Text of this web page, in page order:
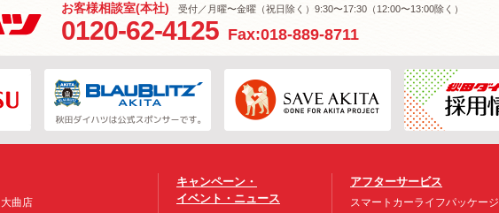
お客様相談室(本社) 受付／月曜〜金曜（祝日除く）9:30〜17:30（12:00〜13:00除く）
0120-62-4125 Fax:018-889-8711
大曲店
キャンペーン・
イベント・ニュース
アフターサービス
スマートカーライフパッケージ